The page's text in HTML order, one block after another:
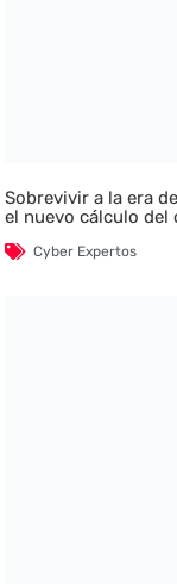
Sobrevivir a la era
el nuevo cálculo del
Cyber Expertos